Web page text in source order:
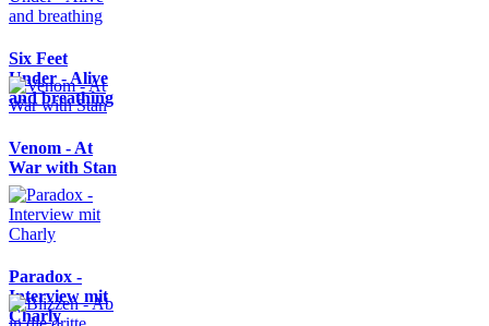
Six Feet
Under - Alive
and breathing
Venom - At
War with Stan
Paradox -
Interview mit
Charly